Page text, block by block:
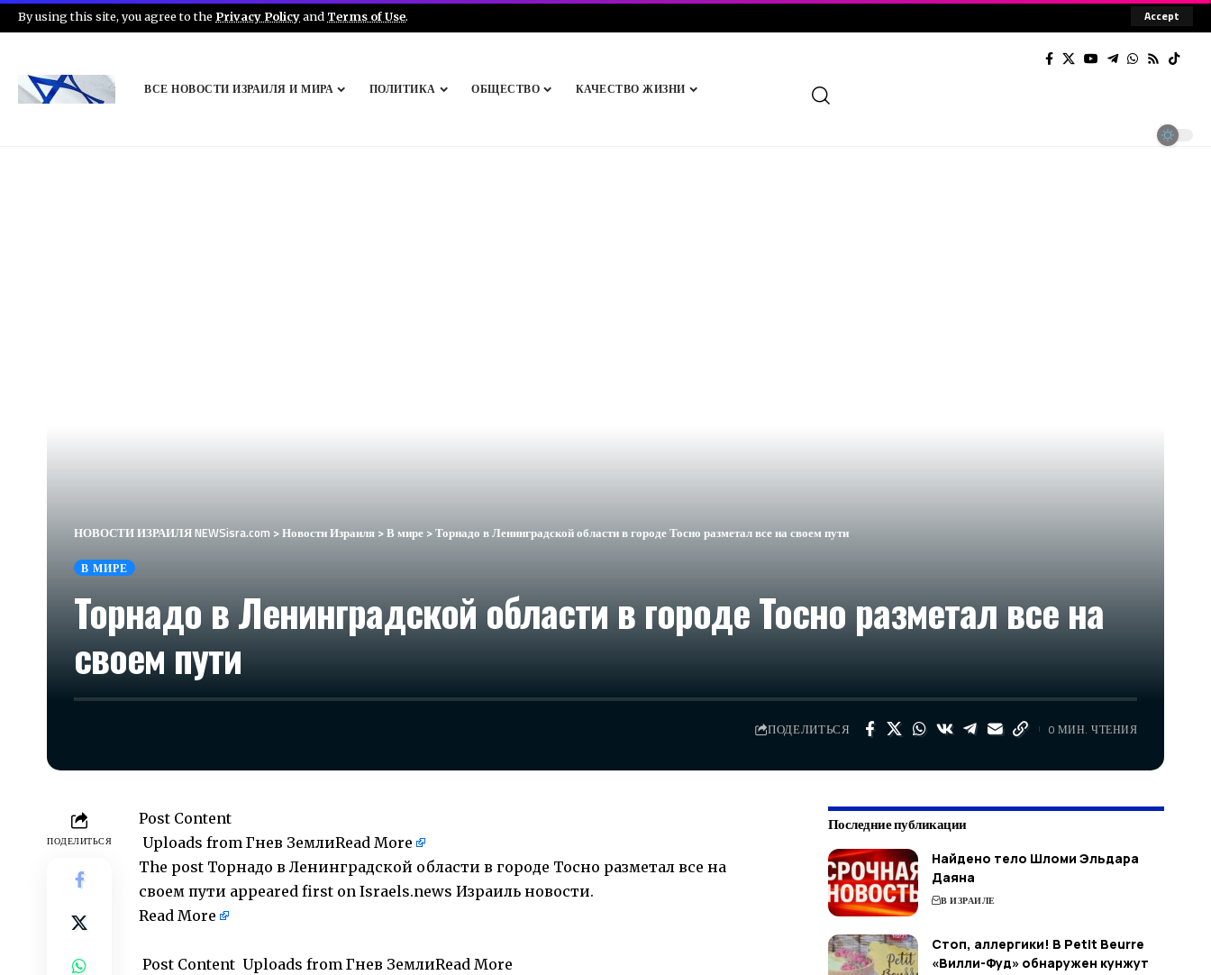
By using this site, you agree to the Privacy Policyand Terms of Use. Accept
ВСЕ НОВОСТИ ИЗРАИЛЯ И МИРА ПОЛИТИКА ОБЩЕСТВО КАЧЕСТВО ЖИЗНИ
НОВОСТИ ИЗРАИЛЯ NEWSisra.com >Новости Израиля >В мире >Торнадо в Ленинградской области в городе Тосно разметал все на своем пути
В МИРЕ
Торнадо в Ленинградской области в городе Тосно разметал все на
своем пути
ПОДЕЛИТЬСЯ 0 МИН. ЧТЕНИЯ
ПОДЕЛИТЬСЯ
Post Content
​ Uploads from Гнев ЗемлиRead More
The post Торнадо в Ленинградской области в городе Тосно разметал все на
своем пути appeared first on Israels.news Израиль новости.
Read More
​ Post Content ​ Uploads from Гнев ЗемлиRead More
Последние публикации
Найдено тело Шломи Эльдара
Даяна
В ИЗРАИЛЕ
Стоп, аллергики! В Petit Beurre
«Вилли-Фуд» обнаружен кунжут